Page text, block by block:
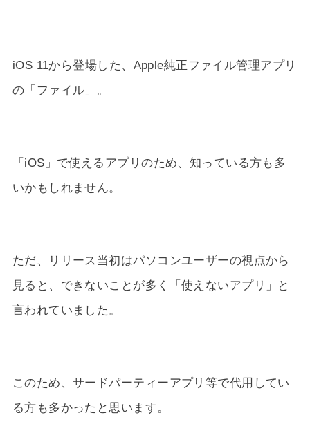
iOS 11から登場した、Apple純正ファイル管理アプリ
の「ファイル」。
「iOS」で使えるアプリのため、知っている方も多
いかもしれません。
ただ、リリース当初はパソコンユーザーの視点から
見ると、できないことが多く「使えないアプリ」と
言われていました。
このため、サードパーティーアプリ等で代用してい
る方も多かったと思います。